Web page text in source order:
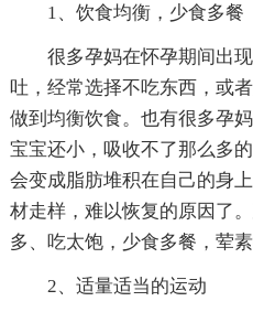
1、饮食均衡，少食多餐
很多孕妈在怀孕期间出
吐，经常选择不吃东西，或
做到均衡饮食。也有很多孕
宝宝还小，吸收不了那么多
会变成脂肪堆积在自己的身
材走样，难以恢复的原因了
多、吃太饱，少食多餐，荤
2、适量适当的运动